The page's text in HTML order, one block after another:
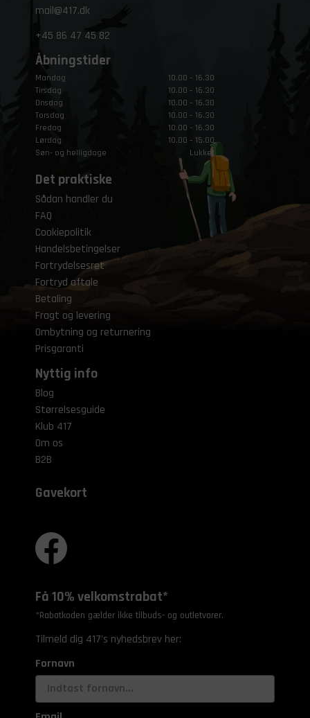
mail@417.dk
+45 86 47 45 82
Åbningstider
Mandag
10.00 – 16.30
Tirsdag
10.00 – 16.30
Onsdag
10.00 – 16.30
Torsdag
10.00 – 16.30
Fredag
10.00 – 16.30
Lørdag
10.00 – 15.00
Søn- og helligdage
Lukket
Det praktiske
Sådan handler du
FAQ
Cookiepolitik
Handelsbetingelser
Fortrydelsesret
Fortryd aftale
Betaling
Fragt og levering
Ombytning og returnering
Prisgaranti
Nyttig info
Blog
Størrelsesguide
Klub 417
Om os
B2B
Gavekort
Få 10% velkomstrabat*
*Rabatkoden gælder ikke tilbuds- og outletvarer.
Tilmeld dig 417's nyhedsbrev her:
Fornavn